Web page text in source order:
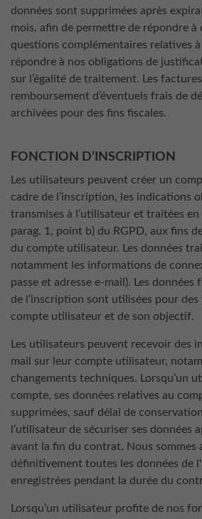
données sont supprimées après
mois, afin de permettre de répondre à
questions complémentaires relatives
répondre à nos obligations de
sur l’égalité de traitement. Les
remboursement d’éventuels frais de
archivées pour des fins fiscales.
FONCTION D’INSCRIPTION
Les utilisateurs peuvent créer un
cadre de l’inscription, les indications
transmises à l’utilisateur et traitées en
parag. 1, point b) du RGPD, aux fins
du compte utilisateur. Les données
notamment les informations de
passe et adresse e-mail). Les données
de l’inscription sont utilisées pour
compte utilisateur et de son objectif.
Les utilisateurs peuvent recevoir des
mail sur leur compte utilisateur,
changements techniques. Lorsqu’un
compte, ses données relatives au
supprimées, sauf délai de
l’utilisateur de sécuriser ses données
avant la fin du contrat. Nous sommes
définitivement toutes les données de
enregistrées pendant la durée du
Lorsqu’un utilisateur profite de nos